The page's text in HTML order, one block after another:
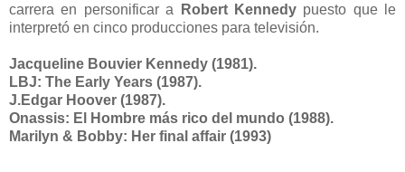
carrera en personificar a
Robert Kennedypuesto que le
interpretó en cinco producciones para televisión.
Jacqueline Bouvier Kennedy (1981).
LBJ: The Early Years (1987).
J.Edgar Hoover (1987).
Onassis: El Hombre más rico del mundo (1988).
Marilyn & Bobby: Her final affair (1993)